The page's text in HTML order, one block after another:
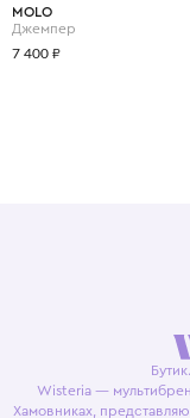
MOLO
Джемпер
7 400 ₽
Wisteria —
Хамовниках,